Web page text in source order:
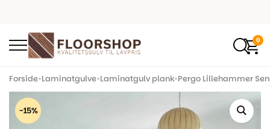
0
Forside•Laminatgulve•Laminatgulv plank•Pergo Lillehammer
-15%